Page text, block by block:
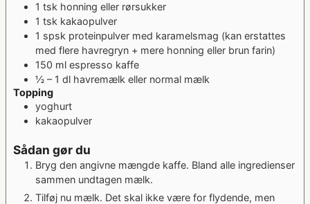
1 tsk honning eller rørsukker
1 tsk kakaopulver
1 spsk proteinpulver med karamelsmag (kan erstattes
med flere havregryn + mere honning eller brun farin)
150 ml espresso kaffe
½ – 1 dl havremælk eller normal mælk
Topping
yoghurt
kakaopulver
Sådan gør du
Bryg den angivne mængde kaffe. Bland alle ingredienser
sammen undtagen mælk.
Tilføj nu mælk. Det skal ikke være for flydende, men